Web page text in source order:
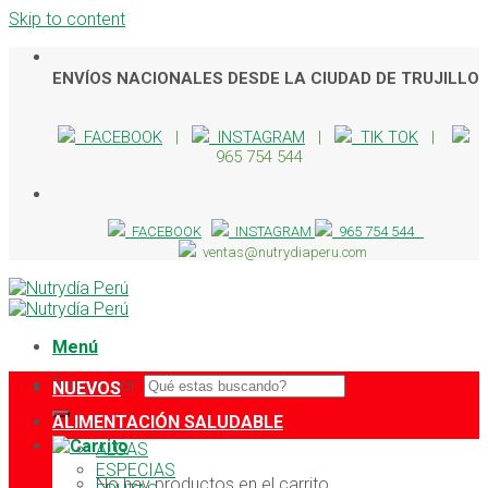
Skip to content
ENVÍOS NACIONALES DESDE LA CIUDAD DE TRUJILLO
FACEBOOK | INSTAGRAM | TIK TOK |
965 754 544
FACEBOOK INSTAGRAM
965 754 544
ventas@nutrydiaperu.com
Menú
Buscar por:
NUEVOS
ALIMENTACIÓN SALUDABLE
ALGAS
ESPECIAS